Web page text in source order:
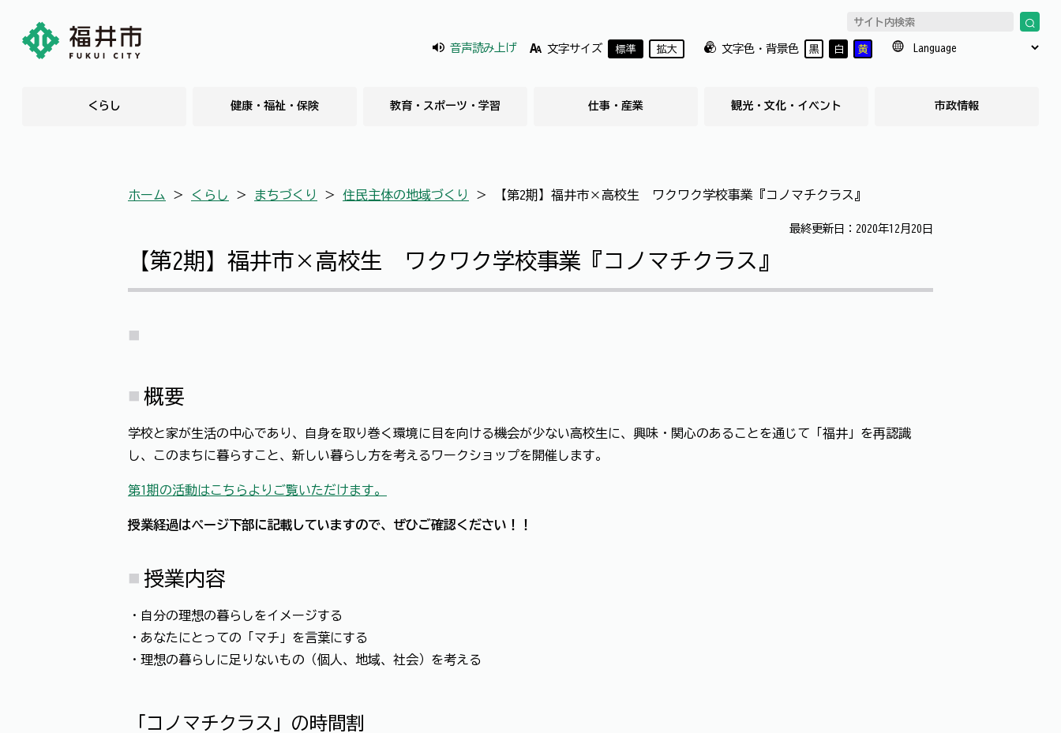
音声読み上げ 文字サイズ 標準 拡大 文字色・背景色 黒 白 黄
くらし 健康・福祉・保険 教育・スポーツ・学習 仕事・産業 観光・文化・イベント 市政情報
ホーム ＞ くらし ＞ まちづくり ＞ 住民主体の地域づくり ＞ 【第2期】福井市×高校生 ワクワク学校事業『コノマチクラス』
最終更新日：2020年12月20日
【第2期】福井市×高校生 ワクワク学校事業『コノマチクラス』
概要
学校と家が生活の中心であり、自身を取り巻く環境に目を向ける機会が少ない高校生に、興味・関心のあることを通じて「福井」を再認識
し、このまちに暮らすこと、新しい暮らし方を考えるワークショップを開催します。
第1期の活動はこちらよりご覧いただけます。
授業経過はページ下部に記載していますので、ぜひご確認ください！！
授業内容
・自分の理想の暮らしをイメージする
・あなたにとっての「マチ」を言葉にする
・理想の暮らしに足りないもの（個人、地域、社会）を考える
「コノマチクラス」の時間割